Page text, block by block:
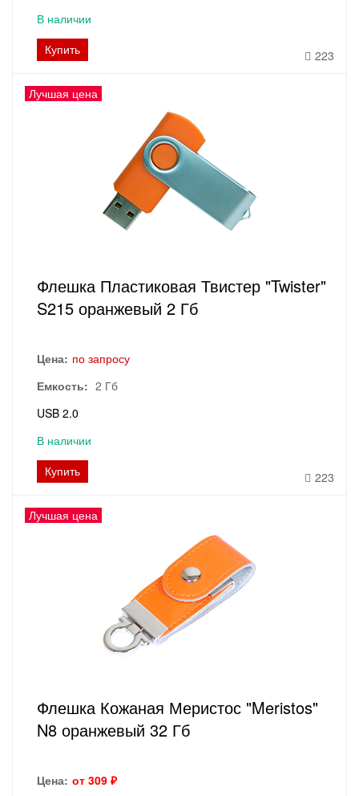
В наличии
Купить
223
Лучшая цена
Флешка Пластиковая Твистер "Twister"
S215 оранжевый 2 Гб
Цена: по запросу
Емкость: 2 Гб
USB 2.0
В наличии
Купить
223
Лучшая цена
Флешка Кожаная Меристос "Meristos"
N8 оранжевый 32 Гб
Цена: от 309 ₽